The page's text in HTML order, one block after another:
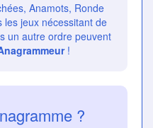
Anamots, Ronde
les jeux nécessitant de
un autre ordre peuvent
!
?